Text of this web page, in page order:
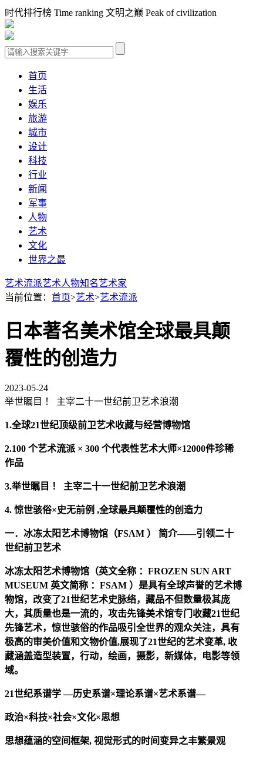
时代排行榜 Time ranking 文明之巅 Peak of civilization
首页
生活
娱乐
旅游
城市
设计
科技
行业
新闻
军事
人物
艺术
文化
世界之最
艺术流派艺术人物知名艺术家
当前位置： 首页>艺术>艺术流派
日本著名美术馆全球最具颠
覆性的创造力
2023-05-24
举世瞩目 ！ 主宰二十一世纪前卫艺术浪潮
1.全球21世纪顶级前卫艺术收藏与经营博物馆
2.100 个艺术流派 × 300 个代表性艺术大师×12000件珍稀
作品
3.举世瞩目 ！ 主宰二十一世纪前卫艺术浪潮
4. 惊世骇俗×史无前例 ,全球最具颠覆性的创造力
一．冰冻太阳艺术博物馆（FSAM ） 简介——引领二十
世纪前卫艺术
冰冻太阳艺术博物馆（英文全称 ：FROZEN SUN ART
MUSEUM 英文简称 ：FSAM ）是具有全球声誉的艺术博
物馆，改变了21世纪艺术史脉络，藏品不但数量极其庞
大，其质量也是一流的，攻击先锋美术馆专门收藏21世纪
先锋艺术，惊世骇俗的作品吸引全世界的观众关注，具有
极高的审美价值和文物价值,展现了21世纪的艺术变革, 收
藏涵盖造型装置，行动，绘画，摄影，新媒体，电影等领
域。
21世纪系谱学 —历史系谱×理论系谱×艺术系谱—
政治×科技×社会×文化×思想
思想蕴涵的空间框架, 视觉形式的时间变异之丰繁景观